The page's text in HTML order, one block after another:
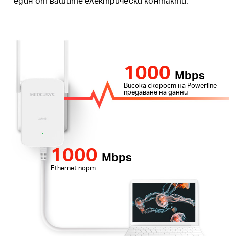
1000 Mbps
Висока скорост на Powerline
предаване на данни
1000 Mbps
Ethernet порт